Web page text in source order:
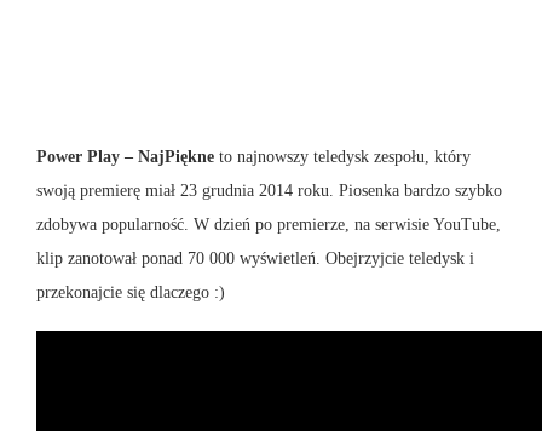
Power Play – NajPiękne to najnowszy teledysk zespołu, który
swoją premierę miał 23 grudnia 2014 roku. Piosenka bardzo szybko
zdobywa popularność. W dzień po premierze, na serwisie YouTube,
klip zanotował ponad 70 000 wyświetleń. Obejrzyjcie teledysk i
przekonajcie się dlaczego :)